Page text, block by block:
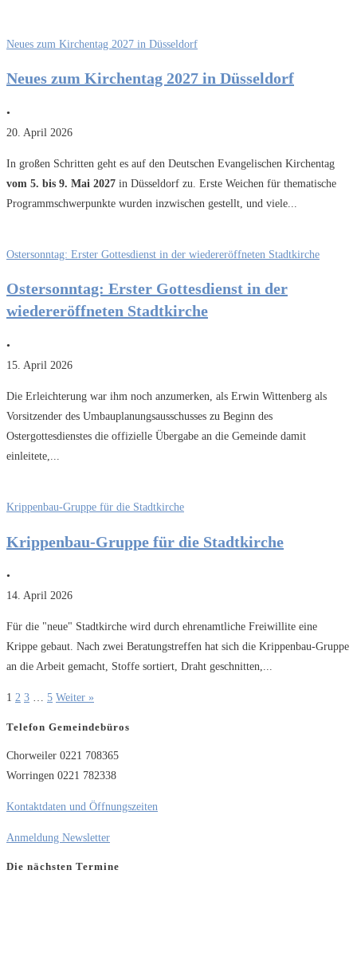
Neues zum Kirchentag 2027 in Düsseldorf
Neues zum Kirchentag 2027 in Düsseldorf
•
20. April 2026
In großen Schritten geht es auf den Deutschen Evangelischen Kirchentag
vom 5. bis 9. Mai 2027 in Düsseldorf zu. Erste Weichen für thematische
Programmschwerpunkte wurden inzwischen gestellt, und viele...
Ostersonntag: Erster Gottesdienst in der wiedereröffneten Stadtkirche
Ostersonntag: Erster Gottesdienst in der
wiedereröffneten Stadtkirche
•
15. April 2026
Die Erleichterung war ihm noch anzumerken, als Erwin Wittenberg als
Vorsitzender des Umbauplanungsausschusses zu Beginn des
Ostergottesdienstes die offizielle Übergabe an die Gemeinde damit
einleitete,...
Krippenbau-Gruppe für die Stadtkirche
Krippenbau-Gruppe für die Stadtkirche
•
14. April 2026
Für die "neue" Stadtkirche wird durch ehrenamtliche Freiwillite eine
Krippe gebaut. Nach zwei Beratungstreffen hat sich die Krippenbau-Gruppe
an die Arbeit gemacht, Stoffe sortiert, Draht geschnitten,...
1 2 3 … 5 Weiter »
Telefon Gemeindebüros
Chorweiler 0221 708365
Worringen 0221 782338
Kontaktdaten und Öffnungszeiten
Anmeldung Newsletter
Die nächsten Termine